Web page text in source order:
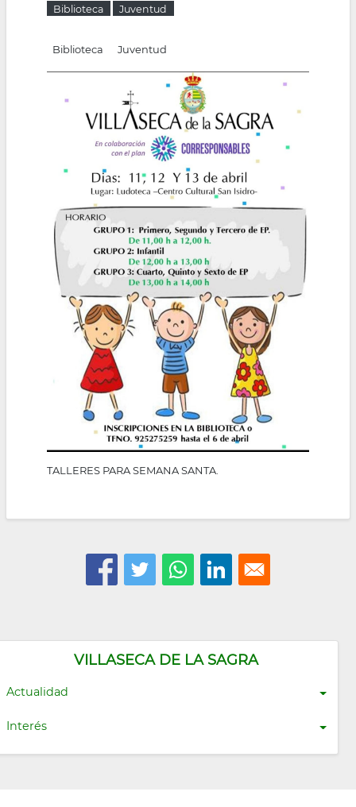
navegación
VILLASECA DE LA SAGRA
Actualidad
Interés
Biblioteca Juventud
Biblioteca Juventud
TALLERES PARA SEMANA SANTA.